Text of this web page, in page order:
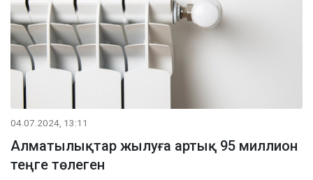
04.07.2024, 13:11
Алматылықтар жылуға артық 95 миллион
теңге төлеген